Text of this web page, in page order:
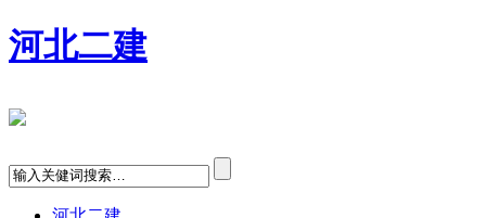
河北二建